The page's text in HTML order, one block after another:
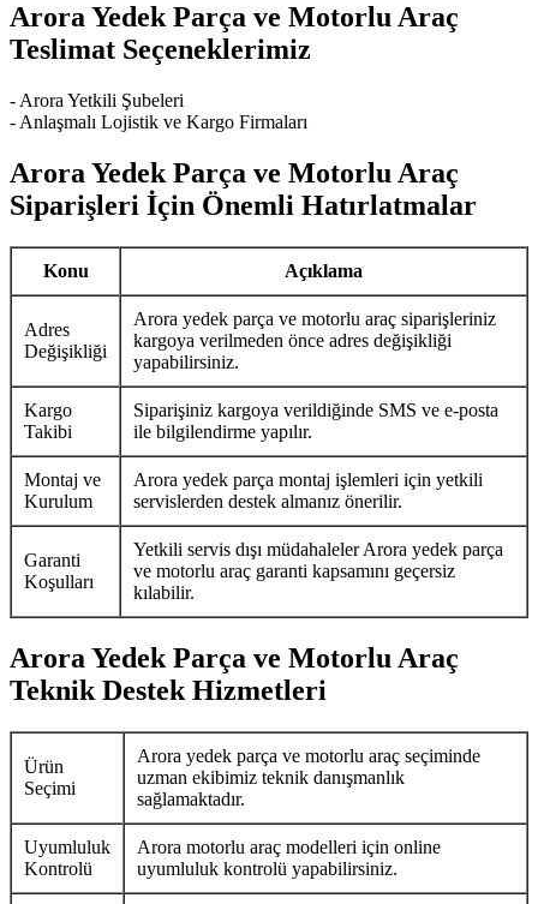
Arora Yedek Parça ve Motorlu Araç
Teslimat Seçeneklerimiz
- Arora Yetkili Şubeleri
- Anlaşmalı Lojistik ve Kargo Firmaları
Arora Yedek Parça ve Motorlu Araç
Siparişleri İçin Önemli Hatırlatmalar
Konu Açıklama
Adres
Değişikliği
Arora yedek parça ve motorlu araç siparişleriniz
kargoya verilmeden önce adres değişikliği
yapabilirsiniz.
Kargo
Takibi
Siparişiniz kargoya verildiğinde SMS ve e-posta
ile bilgilendirme yapılır.
Montaj ve
Kurulum
Arora yedek parça montaj işlemleri için yetkili
servislerden destek almanız önerilir.
Garanti
Koşulları
Yetkili servis dışı müdahaleler Arora yedek parça
ve motorlu araç garanti kapsamını geçersiz
kılabilir.
Arora Yedek Parça ve Motorlu Araç
Teknik Destek Hizmetleri
Ürün
Seçimi
Arora yedek parça ve motorlu araç seçiminde
uzman ekibimiz teknik danışmanlık
sağlamaktadır.
Uyumluluk
Kontrolü
Arora motorlu araç modelleri için online
uyumluluk kontrolü yapabilirsiniz.